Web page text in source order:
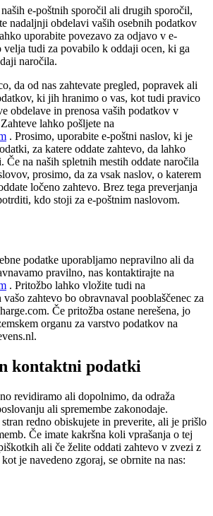
e-poštnih sporočil ali drugih sporočil,
nadaljnji obdelavi vaših osebnih podatkov
uporabite povezavo za odjavo v e-
velja tudi za povabilo k oddaji ocen, ki ga
naročila.
da od nas zahtevate pregled, popravek ali
ki jih hranimo o vas, kot tudi pravico
obdelave in prenosa vaših podatkov v
lahko pošljete na
. Prosimo, uporabite e-poštni naslov, ki je
za katere oddate zahtevo, da lahko
Če na naših spletnih mestih oddate naročila
prosimo, da za vsak naslov, o katerem
ločeno zahtevo. Brez tega preverjanja
kdo stoji za e-poštnim naslovom.
podatke uporabljamo nepravilno ali da
pravilno, nas kontaktirajte na
. Pritožbo lahko vložite tudi na
vašo zahtevo bo obravnaval pooblaščenec za
Če pritožba ostane nerešena, jo
organu za varstvo podatkov na
kontaktni podatki
revidiramo ali dopolnimo, da odraža
ali spremembe zakonodaje.
redno obiskujete in preverite, ali je prišlo
Če imate kakršna koli vprašanja o tej
ali če želite oddati zahtevo v zvezi z
je navedeno zgoraj, se obrnite na nas: